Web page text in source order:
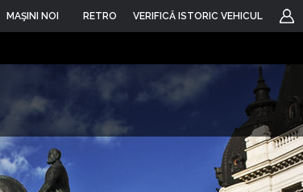
MAŞINI NOI RETRO VERIFICĂ ISTORIC VEHICUL